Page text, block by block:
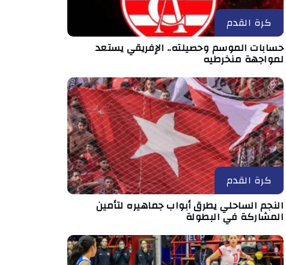
كرة القدم
حسابات الموسم وحصيلته.. الإفريقي يستعد
لمواجهة منخرطيه
كرة القدم
النجم الساحلي يطرق أبواب جماهيره لتأمين
المشاركة في البطولة